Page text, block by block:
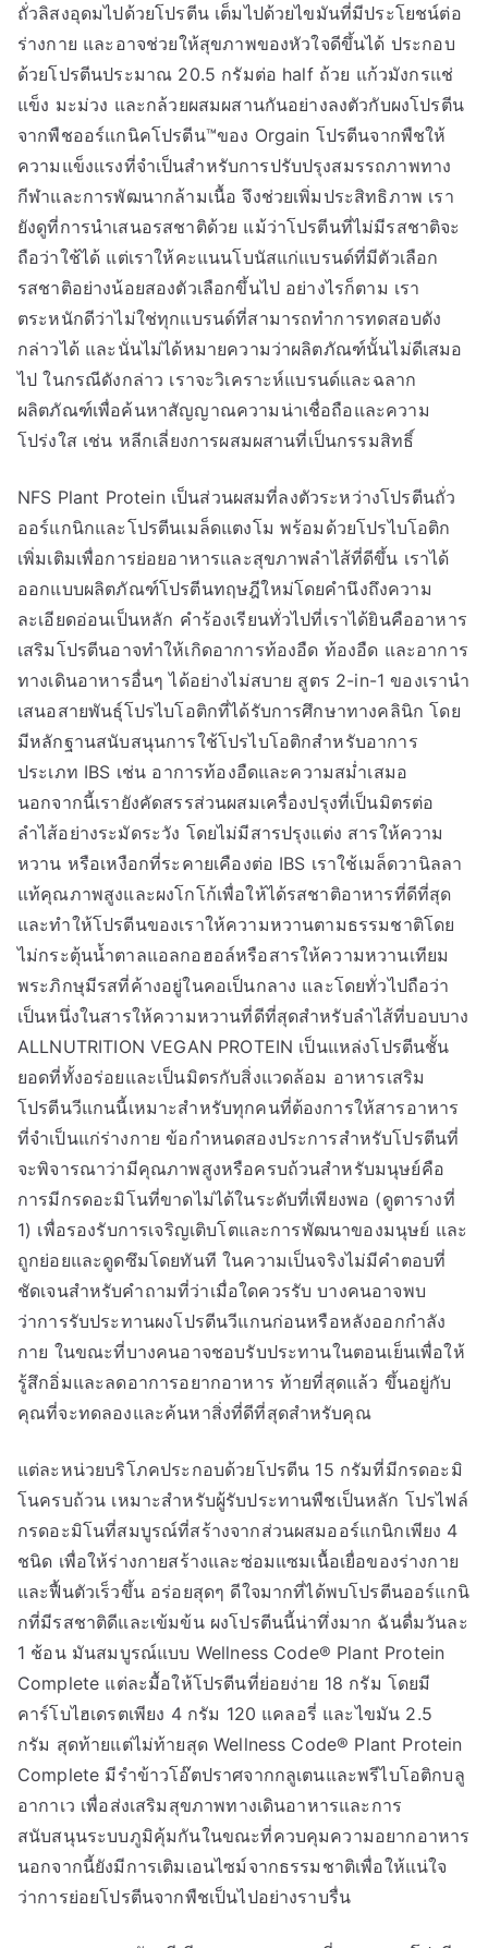
ถั่วลิสงอุดมไปด้วยโปรตีน เต็มไปด้วยไขมันที่มีประโยชน์ต่อ
ร่างกาย และอาจช่วยให้สุขภาพของหัวใจดีขึ้นได้ ประกอบ
ด้วยโปรตีนประมาณ 20.5 กรัมต่อ half ถ้วย แก้วมังกรแช่
แข็ง มะม่วง และกล้วยผสมผสานกันอย่างลงตัวกับผงโปรตีน
จากพืชออร์แกนิคโปรตีน™ของ Orgain โปรตีนจากพืชให้
ความแข็งแรงที่จำเป็นสำหรับการปรับปรุงสมรรถภาพทาง
กีฬาและการพัฒนากล้ามเนื้อ จึงช่วยเพิ่มประสิทธิภาพ เรา
ยังดูที่การนำเสนอรสชาติด้วย แม้ว่าโปรตีนที่ไม่มีรสชาติจะ
ถือว่าใช้ได้ แต่เราให้คะแนนโบนัสแก่แบรนด์ที่มีตัวเลือก
รสชาติอย่างน้อยสองตัวเลือกขึ้นไป อย่างไรก็ตาม เรา
ตระหนักดีว่าไม่ใช่ทุกแบรนด์ที่สามารถทำการทดสอบดัง
กล่าวได้ และนั่นไม่ได้หมายความว่าผลิตภัณฑ์นั้นไม่ดีเสมอ
ไป ในกรณีดังกล่าว เราจะวิเคราะห์แบรนด์และฉลาก
ผลิตภัณฑ์เพื่อค้นหาสัญญาณความน่าเชื่อถือและความ
โปร่งใส เช่น หลีกเลี่ยงการผสมผสานที่เป็นกรรมสิทธิ์
NFS Plant Protein เป็นส่วนผสมที่ลงตัวระหว่างโปรตีนถั่ว
ออร์แกนิกและโปรตีนเมล็ดแตงโม พร้อมด้วยโปรไบโอติก
เพิ่มเติมเพื่อการย่อยอาหารและสุขภาพลำไส้ที่ดีขึ้น เราได้
ออกแบบผลิตภัณฑ์โปรตีนทฤษฎีใหม่โดยคำนึงถึงความ
ละเอียดอ่อนเป็นหลัก คำร้องเรียนทั่วไปที่เราได้ยินคืออาหาร
เสริมโปรตีนอาจทำให้เกิดอาการท้องอืด ท้องอืด และอาการ
ทางเดินอาหารอื่นๆ ได้อย่างไม่สบาย สูตร 2-in-1 ของเรานำ
เสนอสายพันธุ์โปรไบโอติกที่ได้รับการศึกษาทางคลินิก โดย
มีหลักฐานสนับสนุนการใช้โปรไบโอติกสำหรับอาการ
ประเภท IBS เช่น อาการท้องอืดและความสม่ำเสมอ
นอกจากนี้เรายังคัดสรรส่วนผสมเครื่องปรุงที่เป็นมิตรต่อ
ลำไส้อย่างระมัดระวัง โดยไม่มีสารปรุงแต่ง สารให้ความ
หวาน หรือเหงือกที่ระคายเคืองต่อ IBS เราใช้เมล็ดวานิลลา
แท้คุณภาพสูงและผงโกโก้เพื่อให้ได้รสชาติอาหารที่ดีที่สุด
และทำให้โปรตีนของเราให้ความหวานตามธรรมชาติโดย
ไม่กระตุ้นน้ำตาลแอลกอฮอล์หรือสารให้ความหวานเทียม
พระภิกษุมีรสที่ค้างอยู่ในคอเป็นกลาง และโดยทั่วไปถือว่า
เป็นหนึ่งในสารให้ความหวานที่ดีที่สุดสำหรับลำไส้ที่บอบบาง
ALLNUTRITION VEGAN PROTEIN เป็นแหล่งโปรตีนชั้น
ยอดที่ทั้งอร่อยและเป็นมิตรกับสิ่งแวดล้อม อาหารเสริม
โปรตีนวีแกนนี้เหมาะสำหรับทุกคนที่ต้องการให้สารอาหาร
ที่จำเป็นแก่ร่างกาย ข้อกำหนดสองประการสำหรับโปรตีนที่
จะพิจารณาว่ามีคุณภาพสูงหรือครบถ้วนสำหรับมนุษย์คือ
การมีกรดอะมิโนที่ขาดไม่ได้ในระดับที่เพียงพอ (ดูตารางที่
1) เพื่อรองรับการเจริญเติบโตและการพัฒนาของมนุษย์ และ
ถูกย่อยและดูดซึมโดยทันที ในความเป็นจริงไม่มีคำตอบที่
ชัดเจนสำหรับคำถามที่ว่าเมื่อใดควรรับ บางคนอาจพบ
ว่าการรับประทานผงโปรตีนวีแกนก่อนหรือหลังออกกำลัง
กาย ในขณะที่บางคนอาจชอบรับประทานในตอนเย็นเพื่อให้
รู้สึกอิ่มและลดอาการอยากอาหาร ท้ายที่สุดแล้ว ขึ้นอยู่กับ
คุณที่จะทดลองและค้นหาสิ่งที่ดีที่สุดสำหรับคุณ
แต่ละหน่วยบริโภคประกอบด้วยโปรตีน 15 กรัมที่มีกรดอะมิ
โนครบถ้วน เหมาะสำหรับผู้รับประทานพืชเป็นหลัก โปรไฟล์
กรดอะมิโนที่สมบูรณ์ที่สร้างจากส่วนผสมออร์แกนิกเพียง 4
ชนิด เพื่อให้ร่างกายสร้างและซ่อมแซมเนื้อเยื่อของร่างกาย
และฟื้นตัวเร็วขึ้น อร่อยสุดๆ ดีใจมากที่ได้พบโปรตีนออร์แกนิ
กที่มีรสชาติดีและเข้มข้น ผงโปรตีนนี้น่าทึ่งมาก ฉันดื่มวันละ
1 ช้อน มันสมบูรณ์แบบ Wellness Code® Plant Protein
Complete แต่ละมื้อให้โปรตีนที่ย่อยง่าย 18 กรัม โดยมี
คาร์โบไฮเดรตเพียง 4 กรัม 120 แคลอรี่ และไขมัน 2.5
กรัม สุดท้ายแต่ไม่ท้ายสุด Wellness Code® Plant Protein
Complete มีรำข้าวโอ๊ตปราศจากกลูเตนและพรีไบโอติกบลู
อากาเว เพื่อส่งเสริมสุขภาพทางเดินอาหารและการ
สนับสนุนระบบภูมิคุ้มกันในขณะที่ควบคุมความอยากอาหาร
นอกจากนี้ยังมีการเติมเอนไซม์จากธรรมชาติเพื่อให้แน่ใจ
ว่าการย่อยโปรตีนจากพืชเป็นไปอย่างราบรื่น